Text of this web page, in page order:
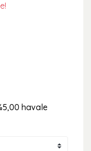
havale